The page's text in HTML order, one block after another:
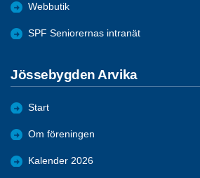
Webbutik
SPF Seniorernas intranät
Jössebygden Arvika
Start
Om föreningen
Kalender 2026